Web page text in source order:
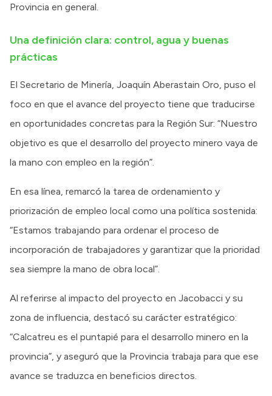
Provincia en general.
Una definición clara: control, agua y buenas
prácticas
El Secretario de Minería, Joaquín Aberastain Oro, puso el
foco en que el avance del proyecto tiene que traducirse
en oportunidades concretas para la Región Sur: “Nuestro
objetivo es que el desarrollo del proyecto minero vaya de
la mano con empleo en la región”.
En esa línea, remarcó la tarea de ordenamiento y
priorización de empleo local como una política sostenida:
“Estamos trabajando para ordenar el proceso de
incorporación de trabajadores y garantizar que la prioridad
sea siempre la mano de obra local”.
Al referirse al impacto del proyecto en Jacobacci y su
zona de influencia, destacó su carácter estratégico:
“Calcatreu es el puntapié para el desarrollo minero en la
provincia”, y aseguró que la Provincia trabaja para que ese
avance se traduzca en beneficios directos.